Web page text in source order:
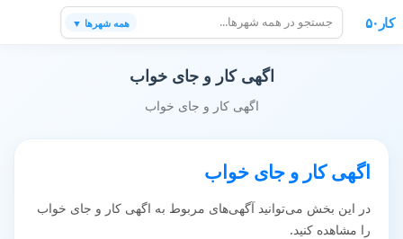
کار۵۰ همه شهرها ▼
اگهی کار و جای خواب
اگهی کار و جای خواب
اگهی کار و جای خواب
در این بخش می‌توانید آگهی‌های مربوط به اگهی کار و جای خواب
را مشاهده کنید.